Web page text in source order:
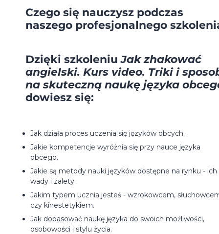
Czego się nauczysz podczas
naszego profesjonalnego
Dzięki szkoleniuJak zhakować
angielski. Kurs video. Triki i
na skuteczną naukę języka
dowiesz się:
Jak działa proces uczenia się języków obcych.
Jakie kompetencje wyróżnia się przy nauce języka
obcego.
Jakie są metody nauki języków dostępne na rynku - ich
wady i zalety.
Jakim typem ucznia jesteś - wzrokowcem,
czy kinestetykiem.
Jak dopasować naukę języka do swoich możliwości,
osobowości i stylu życia.